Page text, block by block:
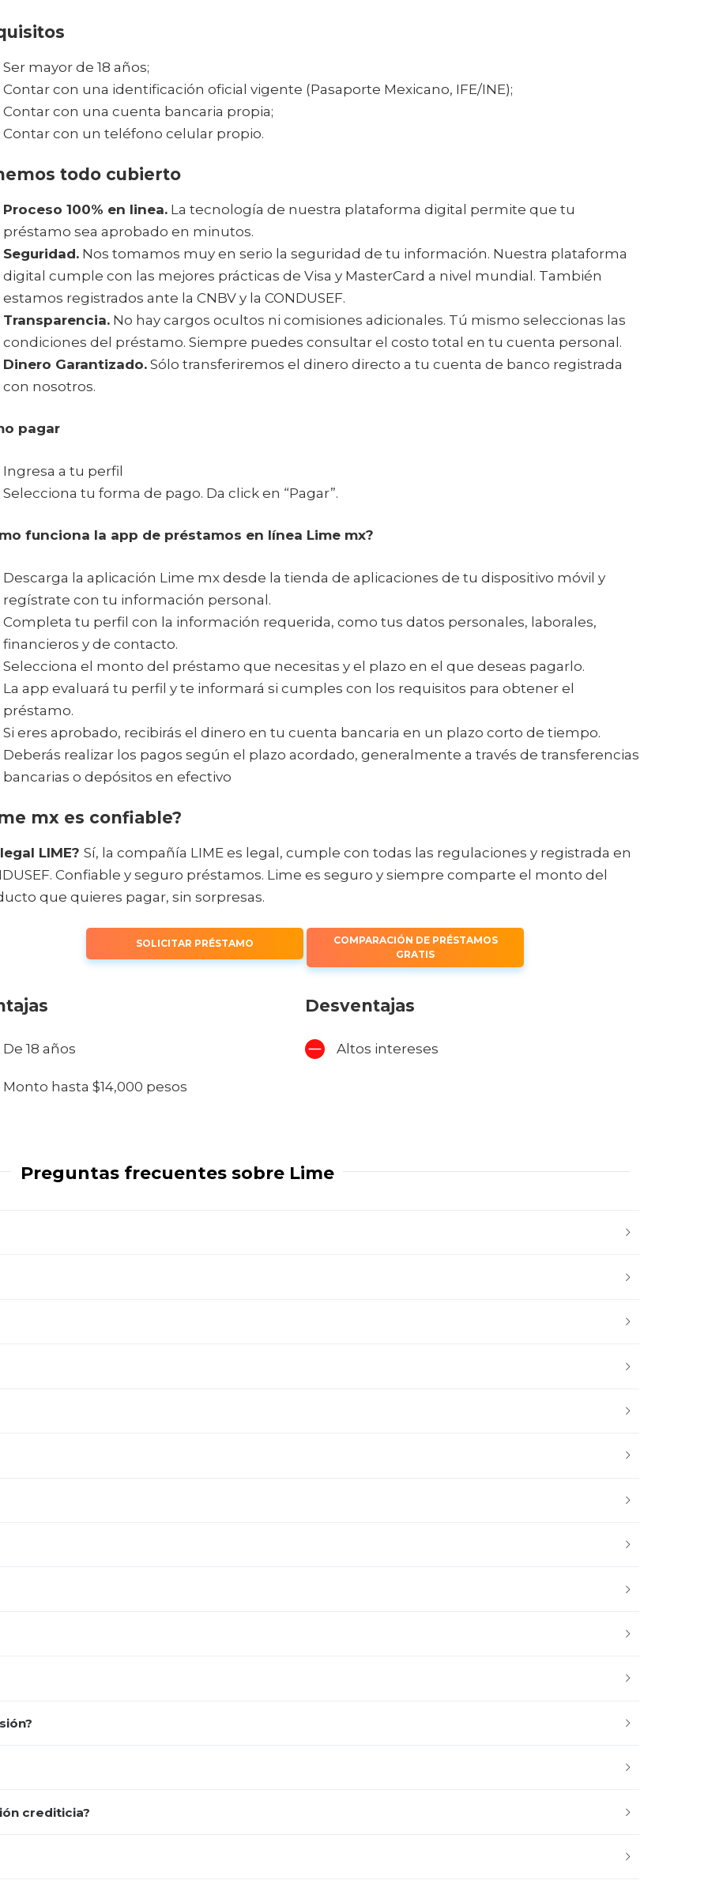
Ser mayor de 18 años;
Contar con una identificación oficial vigente (Pasaporte Mexicano, IFE/INE);
Contar con una cuenta bancaria propia;
Contar con un teléfono celular propio.
todo cubierto
Proceso 100% en linea.La tecnología de nuestra plataforma digital permite que tu
préstamo sea aprobado en minutos.
Seguridad.Nos tomamos muy en serio la seguridad de tu información. Nuestra plataforma
digital cumple con las mejores prácticas de Visa y MasterCard a nivel mundial. También
estamos registrados ante la CNBV y la CONDUSEF.
Transparencia.No hay cargos ocultos ni comisiones adicionales. Tú mismo seleccionas las
condiciones del préstamo. Siempre puedes consultar el costo total en tu cuenta personal.
Dinero Garantizado.Sólo transferiremos el dinero directo a tu cuenta de banco registrada
con nosotros.
pagar
Ingresa a tu perfil
Selecciona tu forma de pago. Da click en “Pagar”.
funciona la app de préstamos en línea Lime mx?
Descarga la aplicación Lime mx desde la tienda de aplicaciones de tu dispositivo móvil y
regístrate con tu información personal.
Completa tu perfil con la información requerida, como tus datos personales, laborales,
financieros y de contacto.
Selecciona el monto del préstamo que necesitas y el plazo en el que deseas pagarlo.
La app evaluará tu perfil y te informará si cumples con los requisitos para obtener el
préstamo.
Si eres aprobado, recibirás el dinero en tu cuenta bancaria en un plazo corto de tiempo.
Deberás realizar los pagos según el plazo acordado, generalmente a través de transferencias
bancarias o depósitos en efectivo
mx es confiable?
LIME? Sí, la compañía LIME es legal, cumple con todas las regulaciones y registrada en
Confiable y seguro préstamos. Lime es seguro y siempre comparte el monto del
que quieres pagar, sin sorpresas.
SOLICITAR PRÉSTAMO
COMPARACIÓN DE PRÉSTAMOS
GRATIS
De 18 años
Monto hasta $14,000 pesos
Desventajas
Altos intereses
Preguntas frecuentes sobre Lime
crediticia?